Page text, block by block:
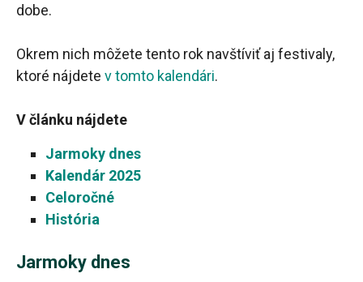
dobe.
Okrem nich môžete tento rok navštíviť aj festivaly,
ktoré nájdete v tomto kalendári.
V článku nájdete
Jarmoky dnes
Kalendár 2025
Celoročné
História
Jarmoky dnes